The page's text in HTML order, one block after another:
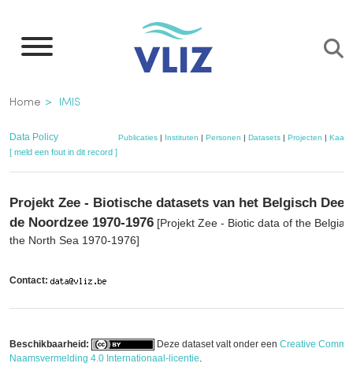
naar
inhoud
gaan
Kruimelpad
Home IMIS
Data Policy Publicaties| Instituten | Personen | Datasets| Projecten |
[ meld een fout in dit record ]
Projekt Zee - Biotische datasets van het Belgisch Deel
de Noordzee 1970-1976 [Projekt Zee - Biotic data of the
the North Sea 1970-1976]
Contact:
Beschikbaarheid: Deze dataset valt onder een Creative
Naamsvermelding 4.0 Internationaal-licentie.